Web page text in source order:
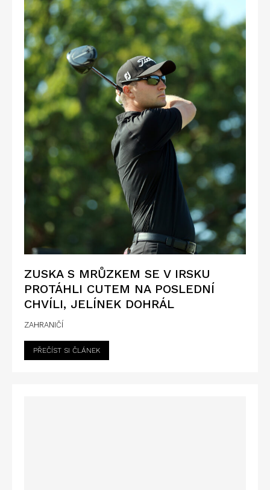
ZUSKA S MRŮZKEM SE V IRSKU
PROTÁHLI CUTEM NA POSLEDNÍ
CHVÍLI, JELÍNEK DOHRÁL
ZAHRANIČÍ
PŘEČÍST SI ČLÁNEK